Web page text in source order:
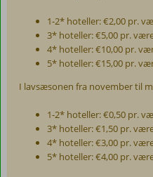
1-2* hoteller: €2,00 pr.
3* hoteller: €5,00 pr.
4* hoteller: €10,00 pr.
5* hoteller: €15,00 pr.
I lavsæsonen fra november til
1-2* hoteller: €0,50 pr.
3* hoteller: €1,50 pr.
4* hoteller: €3,00 pr.
5* hoteller: €4,00 pr.